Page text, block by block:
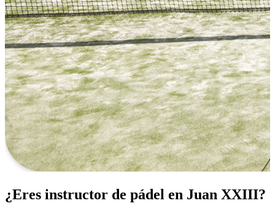
¿Eres instructor de pádel en Juan XXIII?